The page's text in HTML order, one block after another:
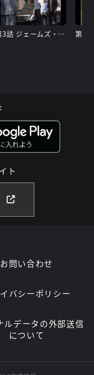
第3話 ジェームズ・コヴィントン医師
ト
お問い合わせ
バシーポリシー
ルデータの外部送信
について